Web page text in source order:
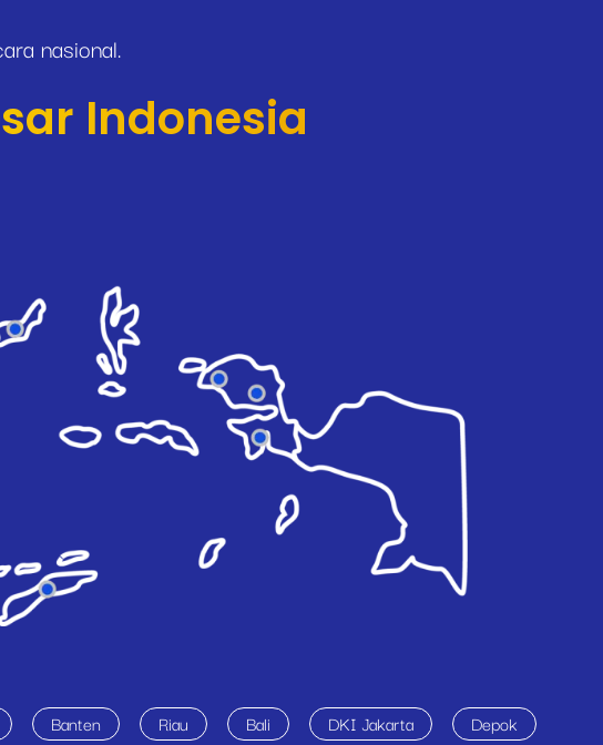
nasional.
Indonesia
Banten Riau Bali DKI Jakarta
Depok